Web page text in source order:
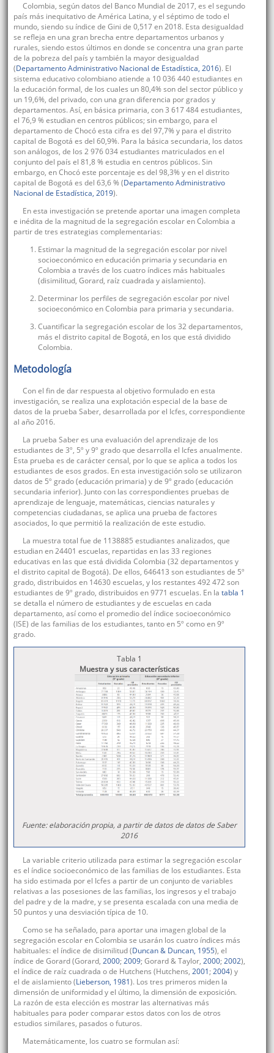
Colombia, según datos del Banco Mundial de 2017, es el segundo
país más inequitativo de América Latina, y el séptimo de todo el
mundo, siendo su índice de Gini de 0,517 en 2018. Esta desigualdad
se refleja en una gran brecha entre departamentos urbanos y
rurales, siendo estos últimos en donde se concentra una gran parte
de la pobreza del país y también la mayor desigualdad
(Departamento Administrativo Nacional de Estadística, 2016). El
sistema educativo colombiano atiende a 10 036 440 estudiantes en
la educación formal, de los cuales un 80,4% son del sector público y
un 19,6%, del privado, con una gran diferencia por grados y
departamentos. Así, en básica primaria, con 3 617 484 estudiantes,
el 76,9 % estudian en centros públicos; sin embargo, para el
departamento de Chocó esta cifra es del 97,7% y para el distrito
capital de Bogotá es del 60,9%. Para la básica secundaria, los datos
son análogos, de los 2 976 034 estudiantes matriculados en el
conjunto del país el 81,8 % estudia en centros públicos. Sin
embargo, en Chocó este porcentaje es del 98,3% y en el distrito
capital de Bogotá es del 63,6 % (Departamento Administrativo
Nacional de Estadística, 2019).
En esta investigación se pretende aportar una imagen completa
e inédita de la magnitud de la segregación escolar en Colombia a
partir de tres estrategias complementarias:
Estimar la magnitud de la segregación escolar por nivel
socioeconómico en educación primaria y secundaria en
Colombia a través de los cuatro índices más habituales
(disimilitud, Gorard, raíz cuadrada y aislamiento).
Determinar los perfiles de segregación escolar por nivel
socioeconómico en Colombia para primaria y secundaria.
Cuantificar la segregación escolar de los 32 departamentos,
más el distrito capital de Bogotá, en los que está dividido
Colombia.
Metodología
Con el fin de dar respuesta al objetivo formulado en esta
investigación, se realiza una explotación especial de la base de
datos de la prueba Saber, desarrollada por el Icfes, correspondiente
al año 2016.
La prueba Saber es una evaluación del aprendizaje de los
estudiantes de 3º, 5º y 9º grado que desarrolla el Icfes anualmente.
Esta prueba es de carácter censal, por lo que se aplica a todos los
estudiantes de esos grados. En esta investigación solo se utilizaron
datos de 5º grado (educación primaria) y de 9º grado (educación
secundaria inferior). Junto con las correspondientes pruebas de
aprendizaje de lenguaje, matemáticas, ciencias naturales y
competencias ciudadanas, se aplica una prueba de factores
asociados, lo que permitió la realización de este estudio.
La muestra total fue de 1138885 estudiantes analizados, que
estudian en 24401 escuelas, repartidas en las 33 regiones
educativas en las que está dividida Colombia (32 departamentos y
el distrito capital de Bogotá). De ellos, 646413 son estudiantes de 5º
grado, distribuidos en 14630 escuelas, y los restantes 492 472 son
estudiantes de 9º grado, distribuidos en 9771 escuelas. En la tabla 1
se detalla el número de estudiantes y de escuelas en cada
departamento, así como el promedio del índice socioeconómico
(ISE) de las familias de los estudiantes, tanto en 5º como en 9º
grado.
Tabla 1
Muestra y sus características
Fuente: elaboración propia, a partir de datos de datos de Saber
2016
La variable criterio utilizada para estimar la segregación escolar
es el índice socioeconómico de las familias de los estudiantes. Esta
ha sido estimada por el Icfes a partir de un conjunto de variables
relativas a las posesiones de las familias, los ingresos y el trabajo
del padre y de la madre, y se presenta escalada con una media de
50 puntos y una desviación típica de 10.
Como se ha señalado, para aportar una imagen global de la
segregación escolar en Colombia se usarán los cuatro índices más
habituales: el índice de disimilitud (Duncan & Duncan, 1955), el
índice de Gorard (Gorard, 2000; 2009; Gorard & Taylor, 2000; 2002),
el índice de raíz cuadrada o de Hutchens (Hutchens, 2001; 2004) y
el de aislamiento (Lieberson, 1981). Los tres primeros miden la
dimensión de uniformidad y el último, la dimensión de exposición.
La razón de esta elección es mostrar las alternativas más
habituales para poder comparar estos datos con los de otros
estudios similares, pasados o futuros.
Matemáticamente, los cuatro se formulan así: